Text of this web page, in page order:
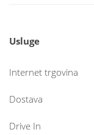
Usluge
Internet trgovina
Dostava
Drive In